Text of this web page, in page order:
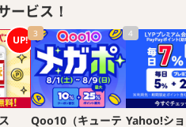
ービス！
UP! 3
Qoo10（キューテ
4
Yahoo!シ